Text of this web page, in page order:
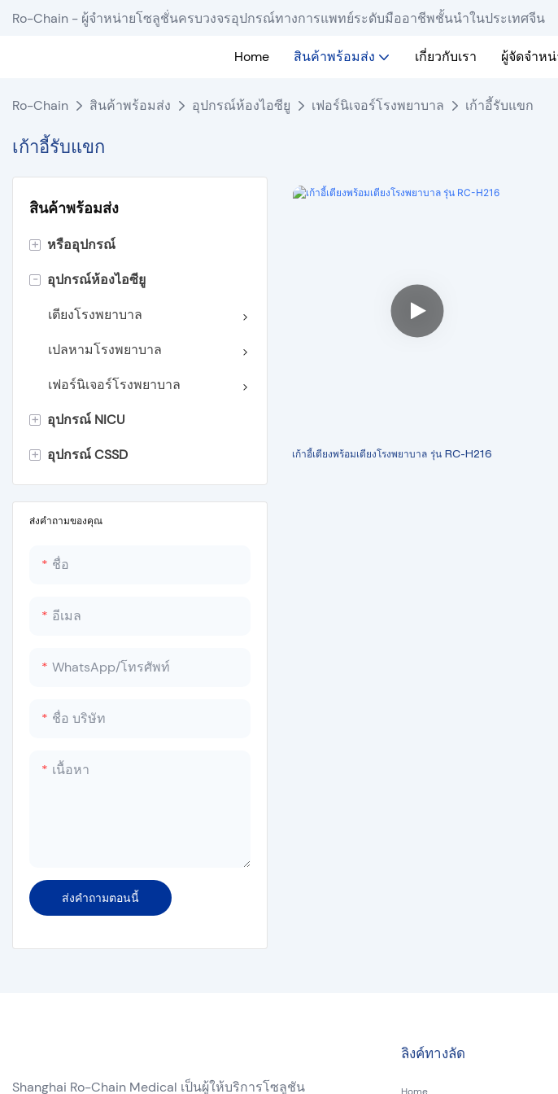
Ro-Chain - ผู้จำหน่ายโซลูชั่นครบวงจรอุปกรณ์ทางการแพทย์ระดับมืออาชีพชั้นนำในประเทศจีน
Home สินค้าพร้อมส่ง เกี่ยวกับเรา ผู้จัดจำหน่
Ro-Chain สินค้าพร้อมส่ง อุปกรณ์ห้องไอซียู เฟอร์นิเจอร์โรงพยาบาล เก้าอี้รับแขก
เก้าอี้รับแขก
สินค้าพร้อมส่ง
+ หรืออุปกรณ์
แสงสว่างไร้เงา
ตารางปฏิบัติการ
จี้เพดาน
เครื่องดูด
เครื่องดมยาสลบ
หน่วยศัลยกรรมไฟฟ้า
เครื่องกระตุ้นหัวใจ
- อุปกรณ์ห้องไอซียู
เตียงโรงพยาบาล
เปลหามโรงพยาบาล
เฟอร์นิเจอร์โรงพยาบาล
+ อุปกรณ์ NICU
ตู้อบทารก
เครื่องอุ่น Radiant สำหรับทารก
หน่วยส่องไฟทารก
Wooden Height Measuring
มวก
+ อุปกรณ์ CSSD
หม้อนึ่งความดันแบบพกพา
เครื่องนึ่งฆ่าเชื้อแบบตั้งโต๊ะ
เครื่องนึ่งฆ่าเชื้อแนวตั้งแบบครอก
เครื่องนึ่งเอทิลีนออกไซด์
เครื่องฆ่าเชื้อเครื่องซักผ้า
ส่งคำถามของคุณ
ชื่อ
อีเมล
WhatsApp/โทรศัพท์
ชื่อ บริษัท
เนื้อหา
ส่งคำถามตอนนี้
เก้าอี้เตียงพร้อมเตียงโรงพยาบาล รุ่น RC-H216
Shanghai Ro-Chain Medical เป็นผู้ให้บริการโซลูชัน
ลิงค์ทางลัด
Home